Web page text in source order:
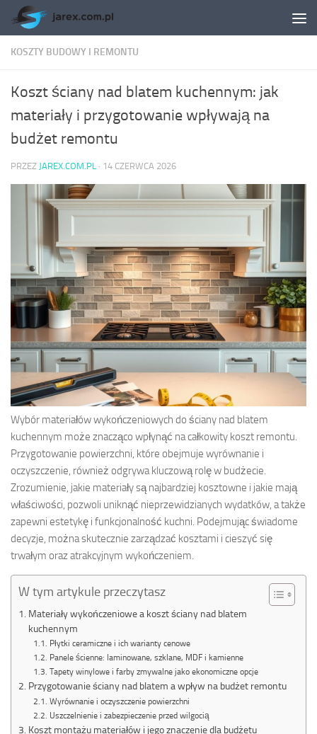
Skip to content
KOSZTY BUDOWY I REMONTU
Koszt ściany nad blatem kuchennym: jak
materiały i przygotowanie wpływają na
budżet remontu
PRZEZ JAREX.COM.PL · 14 CZERWCA 2026
Wybór materiałów wykończeniowych do ściany nad blatem
kuchennym może znacząco wpłynąć na całkowity koszt remontu.
Przygotowanie powierzchni, które obejmuje wyrównanie i
oczyszczenie, również odgrywa kluczową rolę w budżecie.
Zrozumienie, jakie materiały są najbardziej kosztowne i jakie mają
właściwości, pozwoli uniknąć nieprzewidzianych wydatków, a także
zapewni estetykę i funkcjonalność kuchni. Podejmując świadome
decyzje, można skutecznie zarządzać kosztami i cieszyć się
trwałym oraz atrakcyjnym wykończeniem.
W tym artykule przeczytasz
Materiały wykończeniowe a koszt ściany nad blatem
kuchennym
Płytki ceramiczne i ich warianty cenowe
Panele ścienne: laminowane, szklane, MDF i kamienne
Tapety winylowe i farby zmywalne jako ekonomiczne opcje
Przygotowanie ściany nad blatem a wpływ na budżet remontu
Wyrównanie i oczyszczenie powierzchni
Uszczelnienie i zabezpieczenie przed wilgocią
Koszt montażu materiałów i jego znaczenie dla budżetu